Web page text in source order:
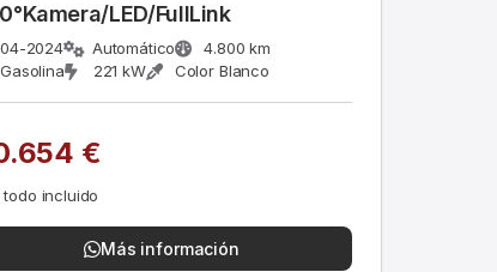
LED/FullLink
04-2024 Automático
4.800 km
Gasolina
221 kW Color Blanco
€
incluido
Más información